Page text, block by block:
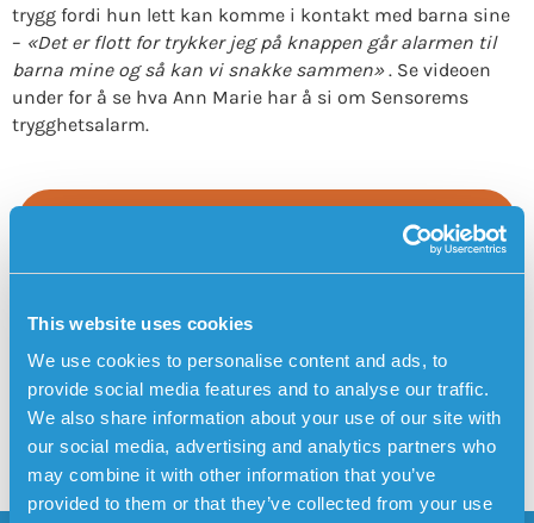
This website uses cookies
We use cookies to personalise content and ads, to
provide social media features and to analyse our traffic.
We also share information about your use of our site with
our social media, advertising and analytics partners who
may combine it with other information that you’ve
provided to them or that they’ve collected from your use
trygg fordi hun lett kan komme i kontakt med barna sine
– «Det er flott for trykker jeg på knappen går alarmen til
barna mine og så kan vi snakke sammen». Se videoen
under for å se hva Ann Marie har å si om Sensorems
trygghetsalarm.
BESTILL SENSOREMS TRYGGHETSALARM HER
Visste du at Sensorems klokke
kan brukes som en personlig
alarm i utrygge situasjoner?